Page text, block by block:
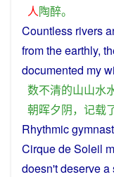
人陶醉。
Countless rivers
from theearthly,
documented my
数不清的山山水
朝晖夕阴， 记载
Rhythmic
CirquedeSoleil
doesn'tdeservea